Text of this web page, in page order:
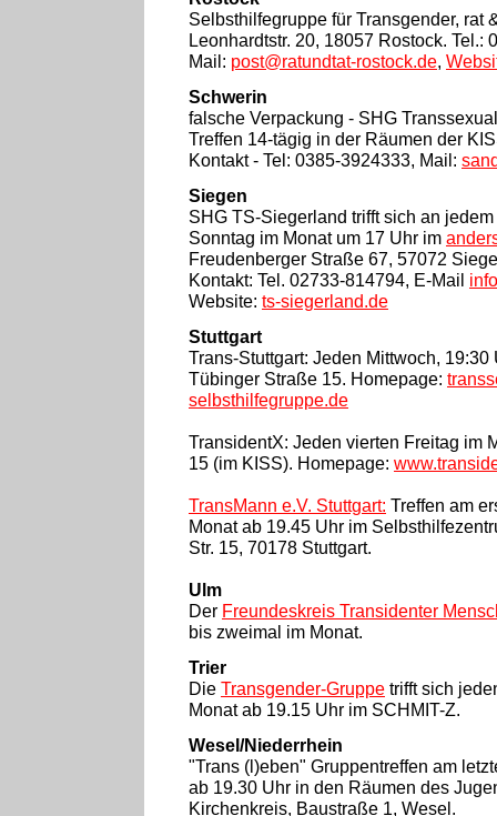
Selbsthilfegruppe für Transgender, rat
Leonhardtstr. 20, 18057 Rostock. Tel.:
Mail: post@ratundtat-rostock.de,
Schwerin
falsche Verpackung - SHG
Treffen 14-tägig in der Räumen der
Kontakt - Tel: 0385-3924333, Mail:
Siegen
SHG TS-Siegerland trifft sich an
Sonntag im Monat um 17 Uhr im
Freudenberger Straße 67, 57072
Kontakt: Tel. 02733-814794, E-Mail
Website: ts-siegerland.de
Stuttgart
Trans-Stuttgart: Jeden Mittwoch, 19:30
Tübinger Straße 15. Homepage:
selbsthilfegruppe.de
TransidentX: Jeden vierten Freitag im
15 (im KISS). Homepage:
TransMann e.V. Stuttgart: Treffen am
Monat ab 19.45 Uhr im
Str. 15, 70178 Stuttgart.
Ulm
Der Freundeskreis Transidenter
bis zweimal im Monat.
Trier
Die Transgender-Gruppe trifft sich
Monat ab 19.15 Uhr im SCHMIT-Z.
Wesel/Niederrhein
"Trans (l)eben" Gruppentreffen am
ab 19.30 Uhr in den Räumen des
Kirchenkreis, Baustraße 1, Wesel.